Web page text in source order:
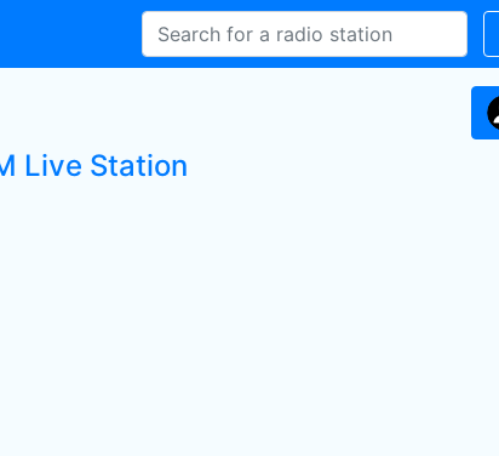
Live Station